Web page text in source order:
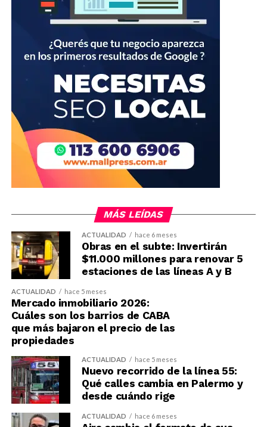
MÁS LEÍDAS
ACTUALIDAD hace 6 meses
Obras en el subte: Invertirán
$11.000 millones para renovar 5
estaciones de las líneas A y B
ACTUALIDAD hace 5 meses
Mercado inmobiliario 2026:
Cuáles son los barrios de CABA
que más bajaron el precio de las
propiedades
ACTUALIDAD hace 5 meses
Nuevo recorrido de la línea 55:
Qué calles cambia en Palermo y
desde cuándo rige
ACTUALIDAD hace 6 meses